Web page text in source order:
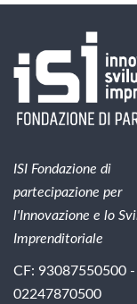
ISI Fondazione di
partecipazione per
l'Innovazione e lo
Imprenditoriale
CF: 93087550500 -
02247870500